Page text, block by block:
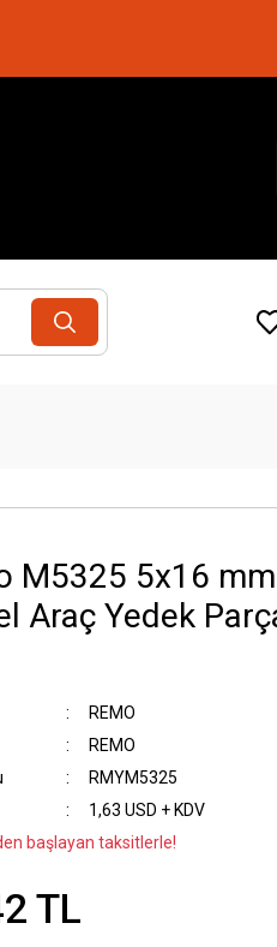
M5325 5x16 mm
Araç Yedek
REMO
REMO
RMYM5325
1,63 USD + KDV
başlayan taksitlerle!
TL